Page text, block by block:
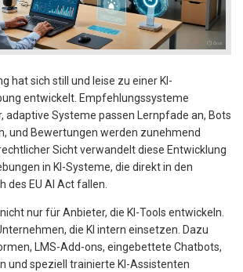
hat sich still und leise zu einer KI-
entwickelt. Empfehlungssysteme
adaptive Systeme passen Lernpfade an, Bots
und Bewertungen werden zunehmend
Sicht verwandelt diese Entwicklung
in KI-Systeme, die direkt in den
des EU AI Act fallen.
nur für Anbieter, die KI-Tools entwickeln.
die KI intern einsetzen. Dazu
LMS-Add-ons, eingebettete Chatbots,
und speziell trainierte KI-Assistenten